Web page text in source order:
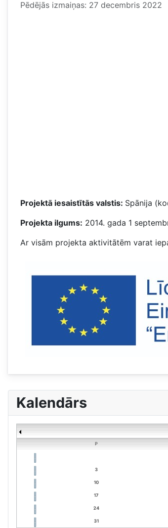
Pēdējās izmaiņas: 27 decembris 2022
Projektā iesaistītās valstis: Spānija
Projekta ilgums: 2014. gada 1
Ar visām projekta aktivitātēm varat
Kalendārs
P
3
10
17
24
31